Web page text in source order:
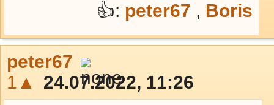
👍: peter67 , Boris
peter67
1▲
24.07.2022, 11:26